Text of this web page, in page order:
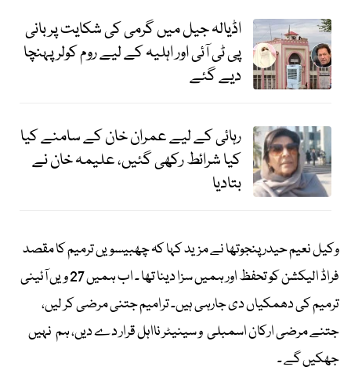
اڈیالہ جیل میں گرمی کی شکایت پر بانی
پی ٹی آئی اور اہلیہ کے لیے روم کولر پہنچا
دیے گئے
رہائی کے لیے عمران خان کے سامنے کیا
کیا شرائط رکھی گئیں، علیمہ خان نے
بتادیا
وکیل نعیم حیدر پنجوتھا نے مزید کہا کہ چھبیسویں ترمیم کا مقصد
فراڈ الیکشن کو تحفظ اور ہمیں سزا دینا تھا ۔ اب ہمیں 27 ویں آئینی
ترمیم کی دھمکیاں دی جارہی ہیں۔ ترامیم جتنی مرضی کر لیں،
جتنے مرضی ارکان اسمبلی و سینیٹر نااہل قرار دے دیں، ہم نہیں
جھکیں گے ۔